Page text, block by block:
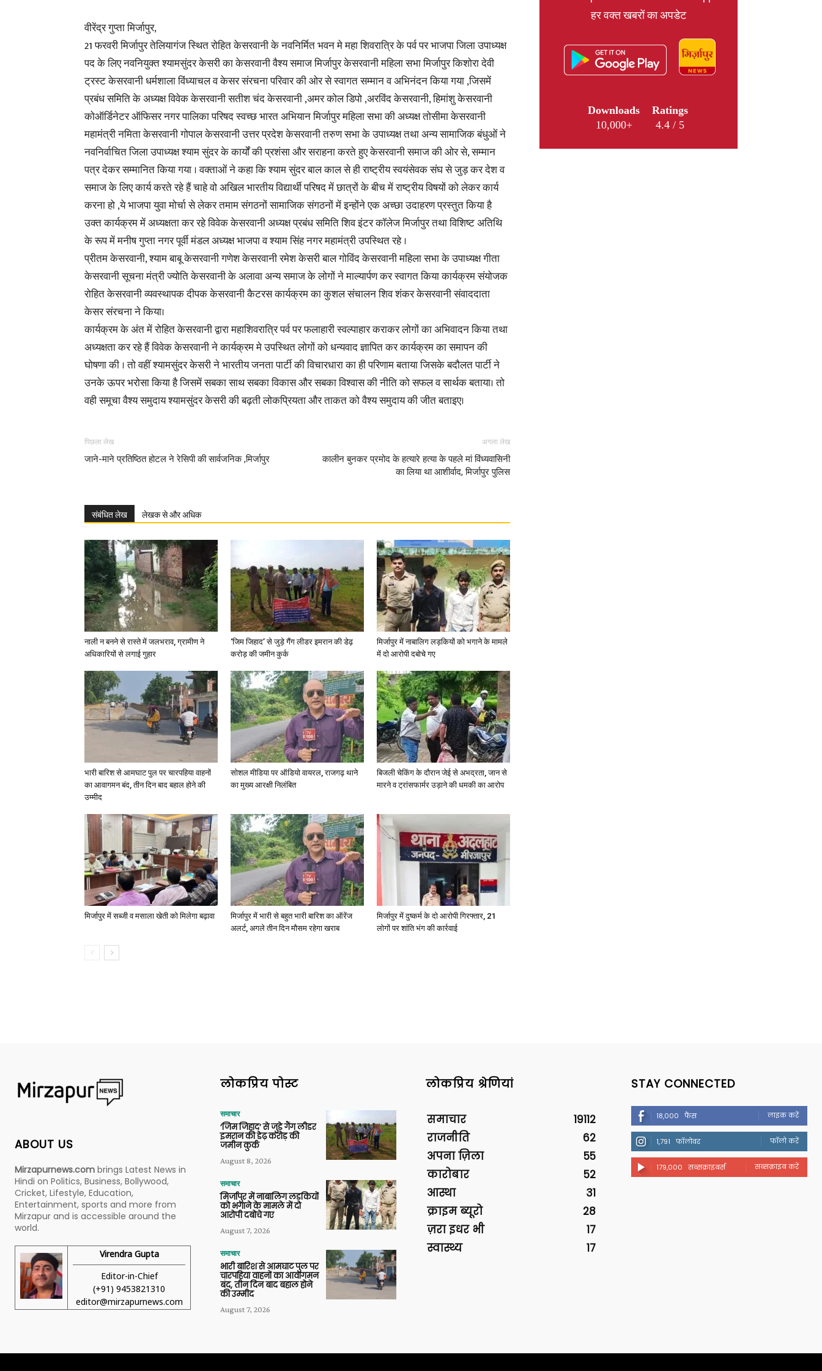
News,
Latest
News
Hindi,
Today
Hindi
News
Paper
वीरेंद्र गुप्ता मिर्जापुर,
21 फरवरी मिर्जापुर तेलियागंज स्थित रोहित केसरवानी के नवनिर्मित भवन मे महा शिवरात्रि के पर्व पर भाजपा जिला उपाध्यक्ष
पद के लिए नवनियुक्त श्यामसुंदर केसरी का केसरवानी वैश्य समाज मिर्जापुर केसरवानी महिला सभा मिर्जापुर किशोरा देवी
ट्रस्ट केसरवानी धर्मशाला विंध्याचल व केसर संरचना परिवार की ओर से स्वागत सम्मान व अभिनंदन किया गया ,जिसमें
प्रबंध समिति के अध्यक्ष विवेक केसरवानी सतीश चंद केसरवानी ,अमर कोल डिपो ,अरविंद केसरवानी, हिमांशु केसरवानी
कोऑर्डिनेटर ऑफिसर नगर पालिका परिषद स्वच्छ भारत अभियान मिर्जापुर महिला सभा की अध्यक्ष तोसीमा केसरवानी
महामंत्री नमिता केसरवानी गोपाल केसरवानी उत्तर प्रदेश केसरवानी तरुण सभा के उपाध्यक्ष तथा अन्य सामाजिक बंधुओं ने
नवनिर्वाचित जिला उपाध्यक्ष श्याम सुंदर के कार्यों की प्रशंसा और सराहना करते हुए केसरवानी समाज की ओर से, सम्मान
पत्र देकर सम्मानित किया गया । वक्ताओं ने कहा कि श्याम सुंदर बाल काल से ही राष्ट्रीय स्वयंसेवक संघ से जुड़ कर देश व
समाज के लिए कार्य करते रहे हैं चाहे वो अखिल भारतीय विद्यार्थी परिषद में छात्रों के बीच में राष्ट्रीय विषयों को लेकर कार्य
करना हो ,ये भाजपा युवा मोर्चा से लेकर तमाम संगठनों सामाजिक संगठनों में इन्होंने एक अच्छा उदाहरण प्रस्तुत किया है
उक्त कार्यक्रम में अध्यक्षता कर रहे विवेक केसरवानी अध्यक्ष प्रबंध समिति शिव इंटर कॉलेज मिर्जापुर तथा विशिष्ट अतिथि
के रूप में मनीष गुप्ता नगर पूर्वी मंडल अध्यक्ष भाजपा व श्याम सिंह नगर महामंत्री उपस्थित रहे ।
प्रीतम केसरवानी, श्याम बाबू केसरवानी गणेश केसरवानी रमेश केसरी बाल गोविंद केसरवानी महिला सभा के उपाध्यक्ष गीता
केसरवानी सूचना मंत्री ज्योति केसरवानी के अलावा अन्य समाज के लोगों ने माल्यार्पण कर स्वागत किया कार्यक्रम संयोजक
रोहित केसरवानी व्यवस्थापक दीपक केसरवानी कैटरस कार्यक्रम का कुशल संचालन शिव शंकर केसरवानी संवाददाता
केसर संरचना ने किया।
कार्यक्रम के अंत में रोहित केसरवानी द्वारा महाशिवरात्रि पर्व पर फलाहारी स्वल्पाहार कराकर लोगों का अभिवादन किया तथा
अध्यक्षता कर रहे हैं विवेक केसरवानी ने कार्यक्रम मे उपस्थित लोगों को धन्यवाद ज्ञापित कर कार्यक्रम का समापन की
घोषणा की । तो वहीं श्यामसुंदर केसरी ने भारतीय जनता पार्टी की विचारधारा का ही परिणाम बताया जिसके बदौलत पार्टी ने
उनके ऊपर भरोसा किया है जिसमें सबका साथ सबका विकास और सबका विश्वास की नीति को सफल व सार्थक बताया। तो
वही समूचा वैश्य समुदाय श्यामसुंदर केसरी की बढ़ती लोकप्रियता और ताकत को वैश्य समुदाय की जीत बताइए।
पिछला लेख
जाने-माने प्रतिष्ठित होटल ने रेसिपी की सार्वजनिक ,मिर्जापुर
अगला लेख
कालीन बुनकर प्रमोद के हत्यारे हत्या के पहले मां विंध्यवासिनी
का लिया था आशीर्वाद, मिर्जापुर पुलिस
संबंधित लेख लेखक से और अधिक
नाली न बनने से रास्ते में जलभराव, ग्रामीण ने
अधिकारियों से लगाई गुहार
‘जिम जिहाद’ से जुड़े गैंग लीडर इमरान की डेढ़
करोड़ की जमीन कुर्क
मिर्जापुर में नाबालिग लड़कियों को भगाने के मामले
में दो आरोपी दबोचे गए
भारी बारिश से आमघाट पुल पर चारपहिया वाहनों
का आवागमन बंद, तीन दिन बाद बहाल होने की
उम्मीद
सोशल मीडिया पर ऑडियो वायरल, राजगढ़ थाने
का मुख्य आरक्षी निलंबित
बिजली चेकिंग के दौरान जेई से अभद्रता, जान से
मारने व ट्रांसफार्मर उड़ाने की धमकी का आरोप
मिर्जापुर में सब्जी व मसाला खेती को मिलेगा बढ़ावा
मिर्जापुर में भारी से बहुत भारी बारिश का ऑरेंज
अलर्ट, अगले तीन दिन मौसम रहेगा खराब
मिर्जापुर में दुष्कर्म के दो आरोपी गिरफ्तार, 21
लोगों पर शांति भंग की कार्रवाई
हर वक्त खबरों का अपडेट
Downloads
10,000+
Ratings
4.4 / 5
ABOUT US
Mirzapurnews.com brings Latest News in
Hindi on Politics, Business, Bollywood,
Cricket, Lifestyle, Education,
Entertainment, sports and more from
Mirzapur and is accessible around the
world.
Virendra Gupta
Editor-in-Chief
(+91) 9453821310
editor@mirzapurnews.com
लोकप्रिय पोस्ट
समाचार
‘जिम जिहाद’ से जुड़े गैंग लीडर
इमरान की डेढ़ करोड़ की
जमीन कुर्क
August 8, 2026
समाचार
मिर्जापुर में नाबालिग लड़कियों
को भगाने के मामले में दो
आरोपी दबोचे गए
August 7, 2026
समाचार
भारी बारिश से आमघाट पुल पर
चारपहिया वाहनों का आवागमन
बंद, तीन दिन बाद बहाल होने
की उम्मीद
August 7, 2026
लोकप्रिय श्रेणियां
समाचार
19112
राजनीति
62
अपना ज़िला
55
कारोबार
52
आस्था
31
क्राइम ब्यूरो
28
ज़रा इधर भी
17
स्वास्थ्य
17
STAY CONNECTED
18,000 फैंस लाइक करें
1,791 फॉलोवर फॉलो करें
179,000 सब्सक्राइबर्स सब्सक्राइब करें